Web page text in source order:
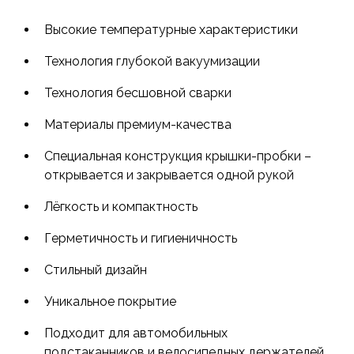
Уникальная технология вакуумной термоизоляции,
материалы премиум-качества и особая
конструкция термоса позволяют сохранять
Традиционные чай или кофе останутся в
термокружке горячими не менее 12 часов, а в
жару пригодится прохладная вода или
витаминные напитки, которые сохранятся
холодными в течение суток.
Все материалы, из которых изготовлен термос,
термостойкие, долговечные, безопасные, не
поливинилхлорид (PVC free), не выделяют и не
Высокие температурные характеристики
Технология глубокой вакуумизации
Технология бесшовной сварки
Материалы премиум-качества
Специальная конструкция крышки-пробки –
открывается и закрывается одной рукой
Лёгкость и компактность
Герметичность и гигиеничность
Стильный дизайн
Уникальное покрытие
Подходит для автомобильных